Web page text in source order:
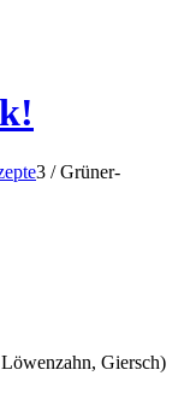
3 / Grüner-
Giersch)